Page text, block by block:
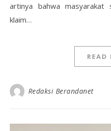
artinya bahwa
klaim…
READ
Redaksi Berandanet